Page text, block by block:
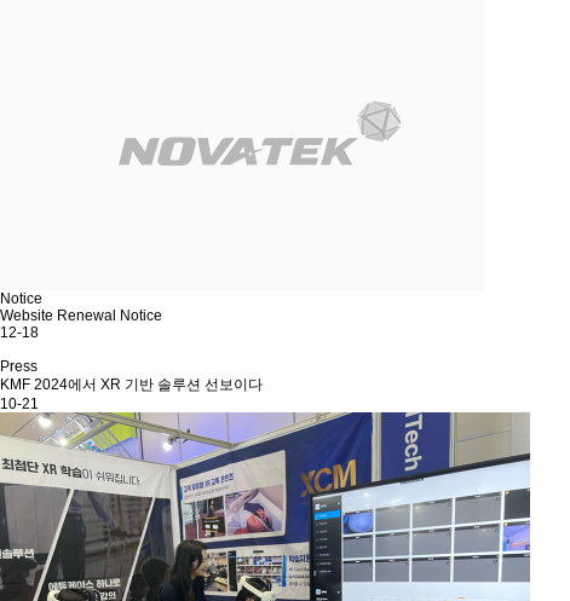
Notice
Website Renewal Notice
12-18
Press
KMF 2024에서 XR 기반 솔루션 선보이다
10-21